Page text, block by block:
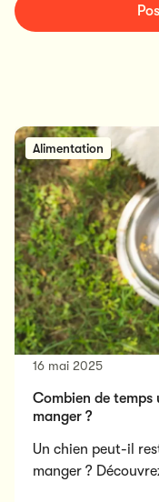
Alimentation
16 mai 2025
Combien de temps
manger ?
Un chien peut-il
manger ?